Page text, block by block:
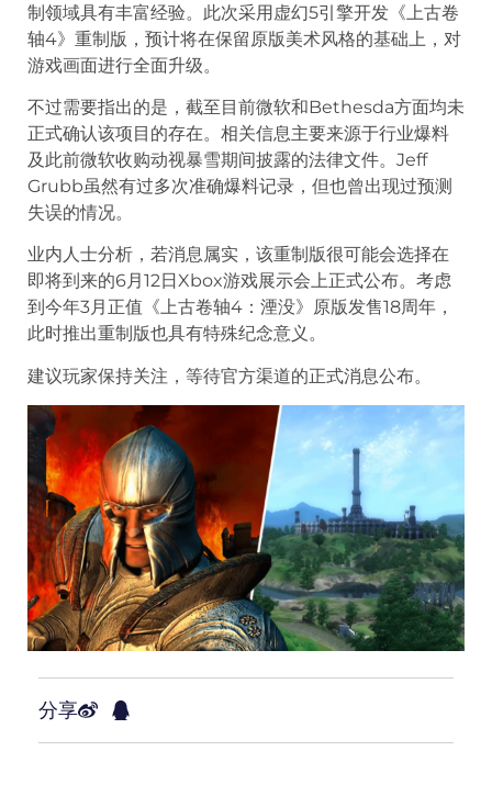
制领域具有丰富经验。此次采用虚幻5引擎开发《上古卷
轴4》重制版，预计将在保留原版美术风格的基础上，对
游戏画面进行全面升级。
不过需要指出的是，截至目前微软和Bethesda方面均未
正式确认该项目的存在。相关信息主要来源于行业爆料
及此前微软收购动视暴雪期间披露的法律文件。Jeff
Grubb虽然有过多次准确爆料记录，但也曾出现过预测
失误的情况。
业内人士分析，若消息属实，该重制版很可能会选择在
即将到来的6月12日Xbox游戏展示会上正式公布。考虑
到今年3月正值《上古卷轴4：湮没》原版发售18周年，
此时推出重制版也具有特殊纪念意义。
建议玩家保持关注，等待官方渠道的正式消息公布。
分享